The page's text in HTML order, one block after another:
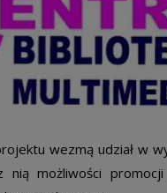
wezmą udział w
nią możliwości